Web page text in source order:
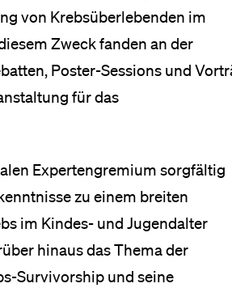
von Krebsüberlebenden im
Zweck fanden an der
Poster-Sessions und
für das
Expertengremium sorgfältig
zu einem breiten
im Kindes- und Jugendalter
hinaus das Thema der
Survivorship und seine